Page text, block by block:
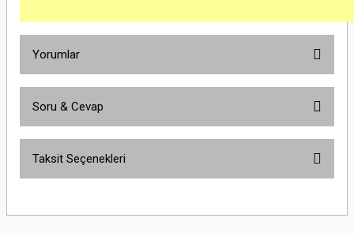
Yorumlar
Soru & Cevap
Soru Sor
Taksit Seçenekleri